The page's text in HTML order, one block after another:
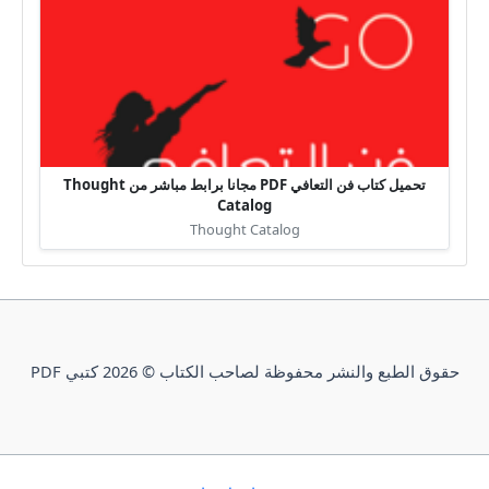
تحميل كتاب فن التعافي PDF مجانا برابط مباشر من Thought
Catalog
Thought Catalog
حقوق الطبع والنشر محفوظة لصاحب الكتاب © 2026 كتبي PDF